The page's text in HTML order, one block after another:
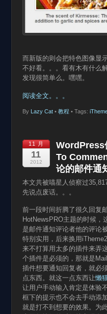
而新版的则会把特色图像显
不好看。。。看有木有什么
发现很简单么。嘿嘿。
阅读全文。。。
By Lazy Cat• 教程 • Tags:
11 月
11
2012
WordPress
To
论的邮件通
本文共被喵星人侦察过
先说点废话。。。
前一段时间折腾了很久回复
HotNewsPRO主题的时候，
是邮件通知评论者他的评论
特别实用，后来换用
来不打算用太多的插件来弄
个插件是必须的，那就是
插件想要通知回复者，就必
点东西。就这一点东西让懒
让用户手动输入肯定是体验
框下的提示也不会去手动添
就是打不到想要的效果。为